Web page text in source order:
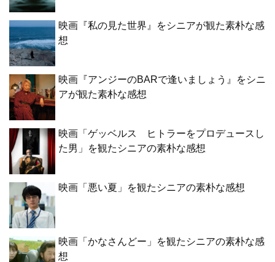
映画『私の見た世界』をシニアが観た素朴な感
想
映画『アンジーのBARで逢いましょう』をシニ
アが観た素朴な感想
映画「ゲッベルス ヒトラーをプロデュースし
た男」を観たシニアの素朴な感想
映画「悪い夏」を観たシニアの素朴な感想
映画「かなさんどー」を観たシニアの素朴な感
想